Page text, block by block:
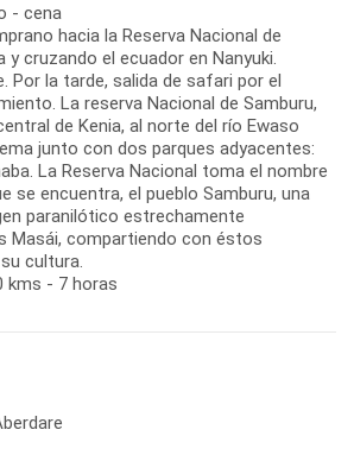
- cena
hacia la Reserva Nacional de
y cruzando el ecuador en Nanyuki.
Por la tarde, salida de safari por el
La reserva Nacional de Samburu,
de Kenia, al norte del río Ewaso
junto con dos parques adyacentes:
La Reserva Nacional toma el nombre
se encuentra, el pueblo Samburu, una
paranilótico estrechamente
Masái, compartiendo con éstos
cultura.
kms - 7 horas